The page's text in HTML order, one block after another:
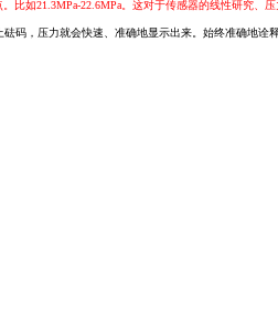
比如21.3MPa-22.6MPa。这对于传感器的线性研究、
码，压力就会快速、准确地显示出来。始终准确地诠